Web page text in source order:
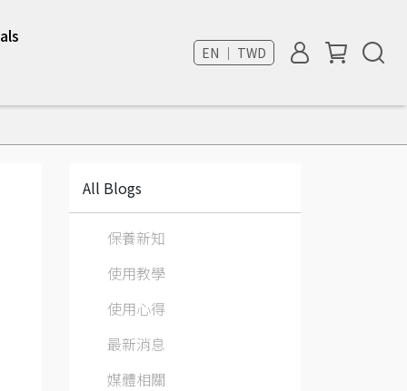
EN ｜ TWD
All Blogs
保養新知
使用教學
使用心得
最新消息
媒體相關